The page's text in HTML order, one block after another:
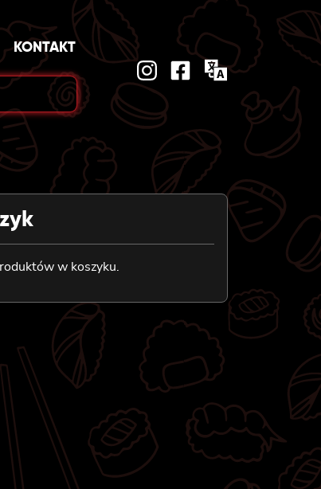
KONTAKT
w koszyku.